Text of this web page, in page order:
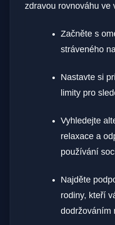
zdravou rovnováhu ve
Začněte s
stráveného
Nastavte si
limity pro
Vyhledejte
relaxace a
používání
Najděte
rodiny, kteří
dodržováním